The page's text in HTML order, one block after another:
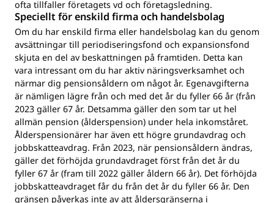
ofta tillfaller företagets vd och företagsledning.
Speciellt för enskild firma och handelsbolag
Om du har enskild firma eller handelsbolag kan du genom
avsättningar till periodiseringsfond och expansionsfond
skjuta en del av beskattningen på framtiden. Detta kan
vara intressant om du har aktiv näringsverksamhet och
närmar dig pensionsåldern om något år. Egenavgifterna
är nämligen lägre från och med det år du fyller 66 år (från
2023 gäller 67 år. Detsamma gäller den som tar ut hel
allmän pension (ålderspension) under hela inkomståret.
Ålderspensionärer har även ett högre grundavdrag och
jobbskatteavdrag. Från 2023, när pensionsåldern ändras,
gäller det förhöjda grundavdraget först från det år du
fyller 67 år (fram till 2022 gäller åldern 66 år). Det förhöjda
jobbskatteavdraget får du från det år du fyller 66 år. Den
gränsen påverkas inte av att åldersgränserna i